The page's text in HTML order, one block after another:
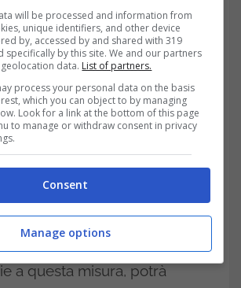
reddito annuo di 28.000
a questa misura, potrà
will be processed and information from
unique identifiers, and other device
by, accessed by and shared with 319
specifically by this site. We and our partners
data. List of partners.
process your personal data on the basis
which you can object to by managing
Look for a link at the bottom of this page
to manage or withdraw consent in privacy
Consent
Manage options